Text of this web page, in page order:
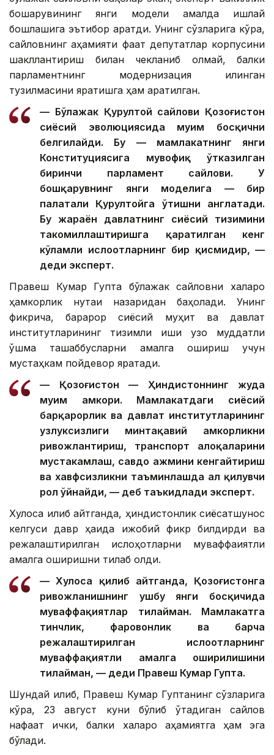
бошқарувининг янги модели амалда ишлай
бошлашига эътибор қаратди. Унинг сўзларига кўра,
сайловнинг аҳамияти фақат депутатлар корпусини
шакллантириш билан чекланиб қолмай, балки
парламентнинг модернизация қилинган
тузилмасини яратишга ҳам қаратилган.
— Бўлажак Қурултой сайлови Қозоғистон
сиёсий эволюциясида муҳим босқични
белгилайди. Бу — мамлакатнинг янги
Конституциясига мувофиқ ўтказилган
биринчи парламент сайлови. У
бошқарувнинг янги моделига — бир
палатали Қурултойга ўтишни англатади.
Бу жараён давлатнинг сиёсий тизимини
такомиллаштиришга қаратилган кенг
кўламли ислоҳотларнинг бир қисмидир, —
деди эксперт.
Правеш Кумар Гупта бўлажак сайловни халқаро
ҳамкорлик нуқтаи назаридан баҳолади. Унинг
фикрича, барқарор сиёсий муҳит ва давлат
институтларининг тизимли иши узоқ муддатли
қўшма ташаббусларни амалга ошириш учун
мустаҳкам пойдевор яратади.
— Қозоғистон — Ҳиндистоннинг жуда
муҳим ҳамкори. Мамлакатдаги сиёсий
барқарорлик ва давлат институтларининг
узлуксизлиги минтақавий ҳамкорликни
ривожлантириш, транспорт алоқаларини
мустаҳкамлаш, савдо ҳажмини кенгайтириш
ва хавфсизликни таъминлашда ҳал қилувчи
рол ўйнайди, — деб таъкидлади эксперт.
Хулоса қилиб айтганда, ҳиндистонлик сиёсатшунос
келгуси давр ҳақида ижобий фикр билдирди ва
режалаштирилган ислоҳотларни муваффақиятли
амалга оширишни тилаб қолди.
— Хулоса қилиб айтганда, Қозоғистонга
ривожланишнинг ушбу янги босқичида
муваффақиятлар тилайман. Мамлакатга
тинчлик, фаровонлик ва барча
режалаштирилган ислоҳотларнинг
муваффақиятли амалга оширилишини
тилайман, — деди Правеш Кумар Гупта.
Шундай қилиб, Правеш Кумар Гуптанинг сўзларига
кўра, 23 август куни бўлиб ўтадиган сайлов
нафақат ички, балки халқаро аҳамиятга ҳам эга
бўлади.